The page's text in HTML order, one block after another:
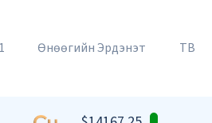
Өнөөгийн Эрдэнэт ТВ